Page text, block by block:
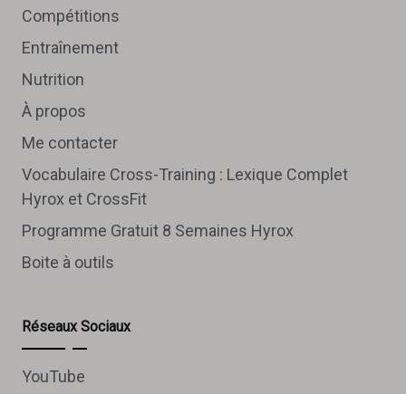
Compétitions
Entraînement
Nutrition
À propos
Me contacter
Vocabulaire Cross-Training : Lexique Complet
Hyrox et CrossFit
Programme Gratuit 8 Semaines Hyrox
Boite à outils
Réseaux Sociaux
YouTube